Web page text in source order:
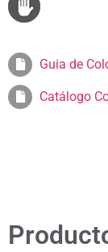
Guia de
Catálogo